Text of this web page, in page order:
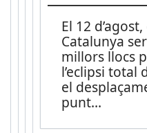
El 12
Catalunya
millors llocs
l’eclipsi total
el
punt...